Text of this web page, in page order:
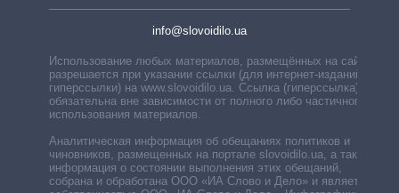
info@slovoidilo.ua
Использование любых материалов, размещённых на сайте,
разрешается при указании ссылки (для интернет-изданий —
гиперссылки) на www.slovoidilo.ua. Ссылка (гиперссылка)
обязательна вне зависимости от полного либо частичного
использования материалов.
Аналитическая информация об обещаниях политиков и
чиновников, размещенных на портале slovoidilo.ua, а также
информация о состоянии выполнения этих обещаний,
собрана и обработана ООО «ИА Слово и Дело» и является